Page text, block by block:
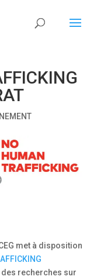
met à disposition
recherches sur